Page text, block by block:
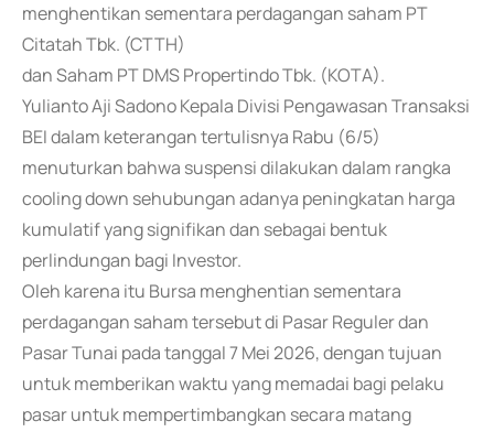
menghentikan sementara perdagangan saham PT
Citatah Tbk. (CTTH)
dan Saham PT DMS Propertindo Tbk. (KOTA).
Yulianto Aji Sadono Kepala Divisi Pengawasan Transaksi
BEI dalam keterangan tertulisnya Rabu (6/5)
menuturkan bahwa suspensi dilakukan dalam rangka
cooling down sehubungan adanya peningkatan harga
kumulatif yang signifikan dan sebagai bentuk
perlindungan bagi Investor.
Oleh karena itu Bursa menghentian sementara
perdagangan saham tersebut di Pasar Reguler dan
Pasar Tunai pada tanggal 7 Mei 2026, dengan tujuan
untuk memberikan waktu yang memadai bagi pelaku
pasar untuk mempertimbangkan secara matang